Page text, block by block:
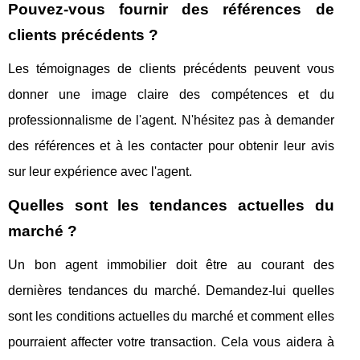
Pouvez-vous fournir des références de
clients précédents ?
Les témoignages de clients précédents peuvent vous
donner une image claire des compétences et du
professionnalisme de l'agent. N'hésitez pas à demander
des références et à les contacter pour obtenir leur avis
sur leur expérience avec l'agent.
Quelles sont les tendances actuelles du
marché ?
Un bon agent immobilier doit être au courant des
dernières tendances du marché. Demandez-lui quelles
sont les conditions actuelles du marché et comment elles
pourraient affecter votre transaction. Cela vous aidera à